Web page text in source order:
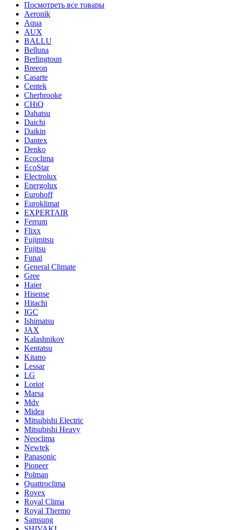
Посмотреть все товары
Aeronik
Aqua
AUX
BALLU
Belluna
Berlingtoun
Breeon
Casarte
Centek
Cherbrooke
CHiQ
Dahatsu
Daichi
Daikin
Dantex
Denko
Ecoclima
EcoStar
Electrolux
Energolux
Eurohoff
Euroklimat
EXPERTAIR
Ferrum
Flixx
Fujimitsu
Fujitsu
Funai
General Climate
Gree
Haier
Hisense
Hitachi
IGC
Ishimatsu
JAX
Kalashnikov
Kentatsu
Kitano
Lessar
LG
Loriot
Marsa
Mdv
Midea
Mitsubishi Electric
Mitsubishi Heavy
Neoclima
Newtek
Panasonic
Pioneer
Polman
Quattroclima
Rovex
Royal Clima
Royal Thermo
Samsung